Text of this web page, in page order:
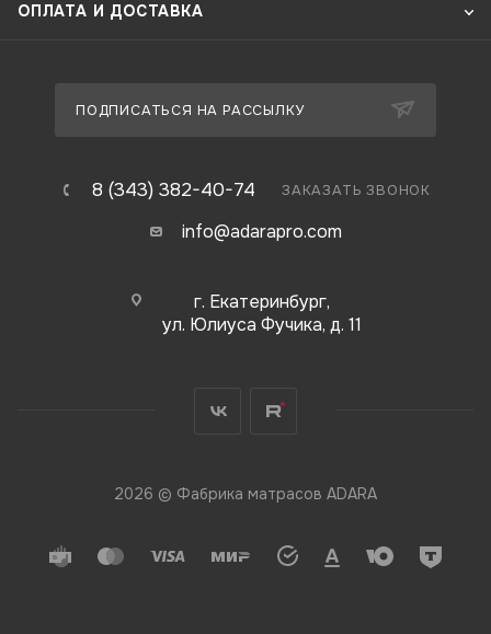
ОПЛАТА И ДОСТАВКА
ПОДПИСАТЬСЯ НА РАССЫЛКУ
8 (343) 382-40-74 ЗАКАЗАТЬ ЗВОНОК
info@adarapro.com
г. Екатеринбург,
ул. Юлиуса Фучика, д. 11
2026 © Фабрика матрасов ADARA